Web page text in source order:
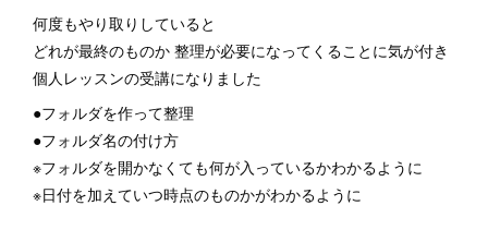
何度もやり取りしていると
どれが最終のものか 整理が必要になってくることに気が付き
個人レッスンの受講になりました
●フォルダを作って整理
●フォルダ名の付け方
※フォルダを開かなくても何が入っているかわかるように
※日付を加えていつ時点のものかがわかるように